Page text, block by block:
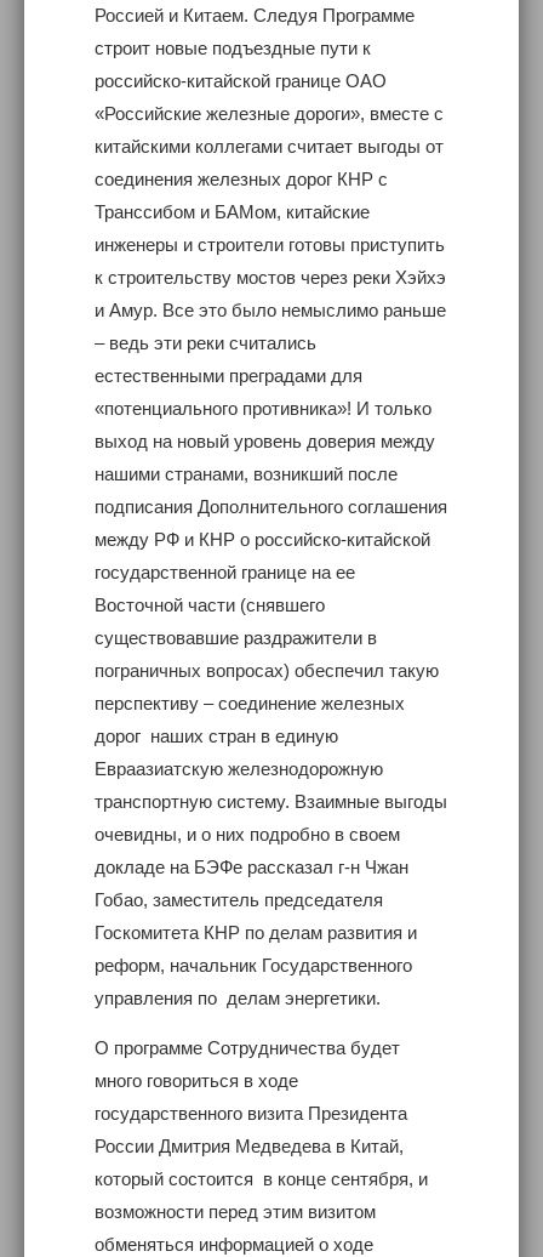
Россией и Китаем. Следуя Программе
строит новые подъездные пути к
российско-китайской границе ОАО
«Российские железные дороги», вместе с
китайскими коллегами считает выгоды от
соединения железных дорог КНР с
Транссибом и БАМом, китайские
инженеры и строители готовы приступить
к строительству мостов через реки Хэйхэ
и Амур. Все это было немыслимо раньше
– ведь эти реки считались
естественными преградами для
«потенциального противника»! И только
выход на новый уровень доверия между
нашими странами, возникший после
подписания Дополнительного соглашения
между РФ и КНР о российско-китайской
государственной границе на ее
Восточной части (снявшего
существовавшие раздражители в
пограничных вопросах) обеспечил такую
перспективу – соединение железных
дорог наших стран в единую
Евраазиатскую железнодорожную
транспортную систему. Взаимные выгоды
очевидны, и о них подробно в своем
докладе на БЭФе рассказал г-н Чжан
Гобао, заместитель председателя
Госкомитета КНР по делам развития и
реформ, начальник Государственного
управления по делам энергетики.
О программе Сотрудничества будет
много говориться в ходе
государственного визита Президента
России Дмитрия Медведева в Китай,
который состоится в конце сентября, и
возможности перед этим визитом
обменяться информацией о ходе